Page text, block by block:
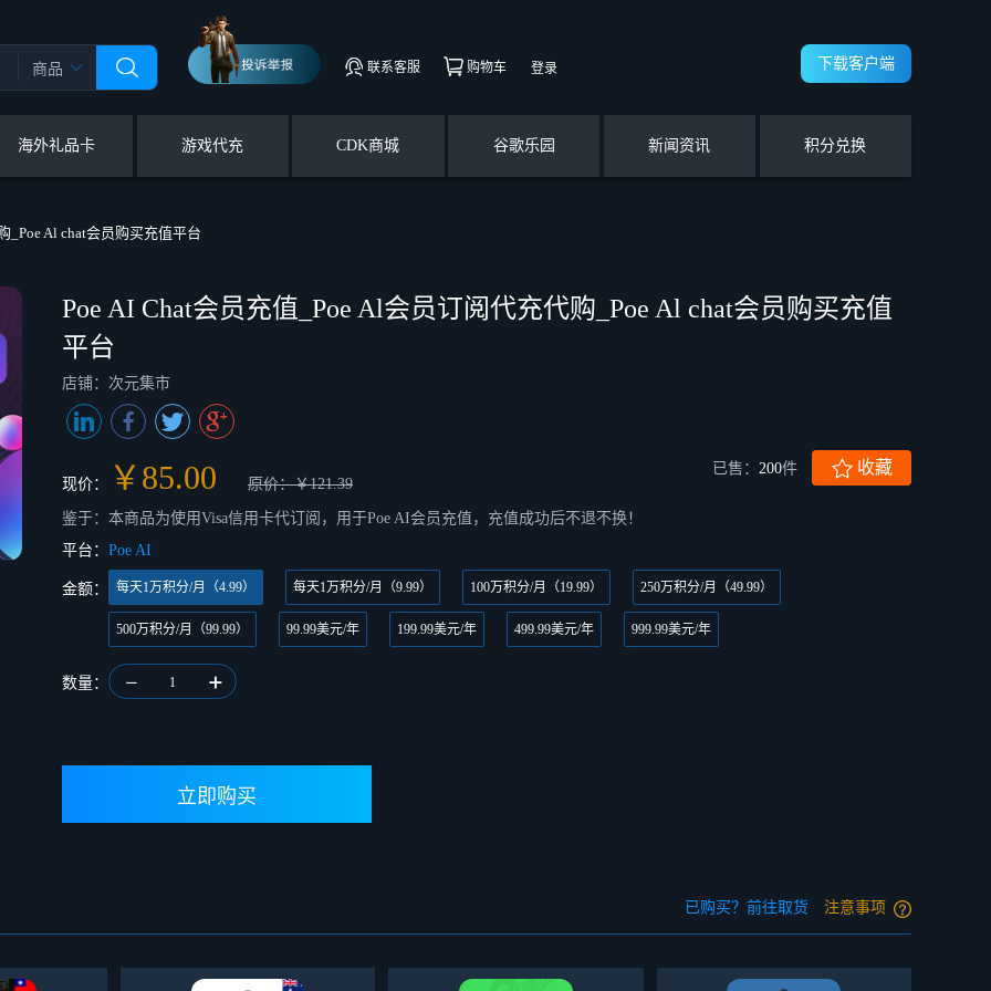
商品 联系客服 购物车 登录 下载客户端
海外礼品卡 游戏代充 CDK商城 谷歌乐园 新闻资讯 积分兑换
_Poe Al chat会员购买充值平台
Poe AI Chat会员充值_Poe Al会员订阅代充代购_Poe Al chat会员购买充值
平台
店铺：次元集市
现价： ￥85.00 原价：￥121.39
已售： 200件 收藏
鉴于：本商品为使用Visa信用卡代订阅，用于Poe AI会员充值，充值成功后不退不换！
平台： Poe AI
金额： 每天1万积分/月（4.99） 每天1万积分/月（9.99） 100万积分/月（19.99） 250万积分/月（49.99）
500万积分/月（99.99） 99.99美元/年 199.99美元/年 499.99美元/年 999.99美元/年
数量： 1
已购买？前往取货 注意事项